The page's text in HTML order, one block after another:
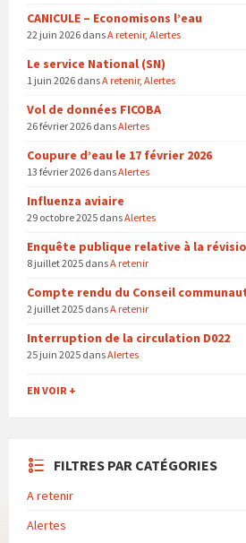
CANICULE – Economisons l’eau
22 juin 2026 dansA retenir, Alertes
Le service National (SN)
1 juin 2026 dansA retenir, Alertes
Vol de données FICOBA
26 février 2026 dansAlertes
Coupure d’eau le 17 février 2026
13 février 2026 dansAlertes
Influenza aviaire
29 octobre 2025 dansAlertes
Enquête publique relative à la
8 juillet 2025 dansA retenir
Compte rendu du Conseil
2 juillet 2025 dansA retenir
Interruption de la circulation D022
25 juin 2025 dansAlertes
EN VOIR +
FILTRES PAR CATÉGORIES
A retenir
Alertes